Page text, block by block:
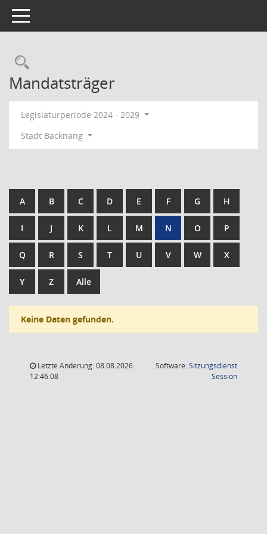
Toggle navigation
Rechercheauswahl
Mandatsträger
Legislaturperiode 2024 - 2029
Stadt Backnang
A B C D E F G H
I J K L M N O P
Q R S T U V W X
Y Z Alle
Keine Daten gefunden.
Letzte Änderung: 08.08.2026
12:46:08
Software:Sitzungsdienst
Session(Wird in